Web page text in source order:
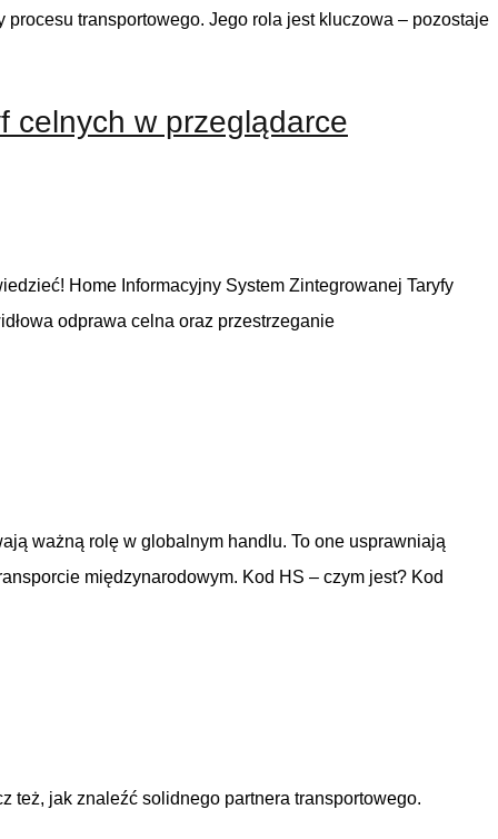
transportowego. Jego rola jest kluczowa – pozostaje
celnych w przeglądarce
Home Informacyjny System Zintegrowanej Taryfy
odprawa celna oraz przestrzeganie
ważną rolę w globalnym handlu. To one usprawniają
międzynarodowym. Kod HS – czym jest? Kod
też, jak znaleźć solidnego partnera transportowego.